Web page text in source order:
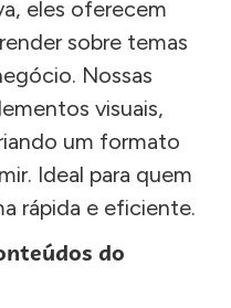
eles oferecem
sobre temas
Nossas
visuais,
um formato
Ideal para quem
rápida e eficiente.
do